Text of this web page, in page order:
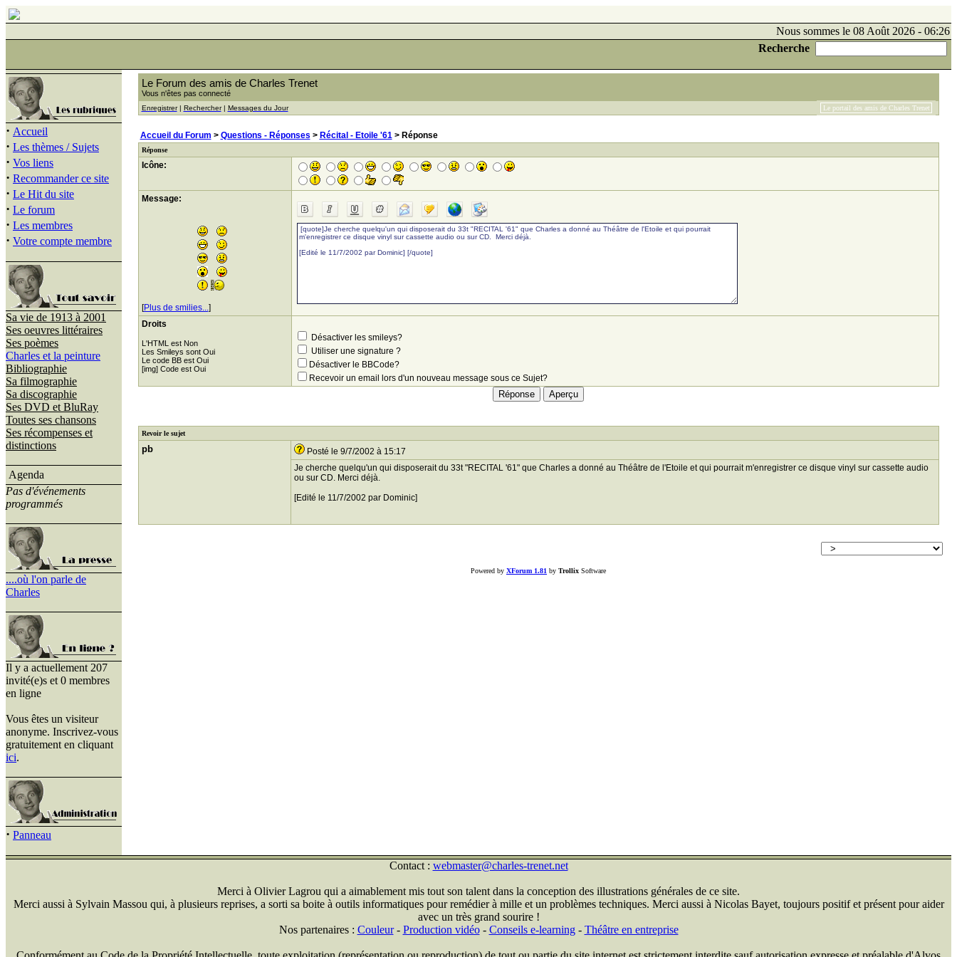
Nous sommes le 08 Août 2026 - 06:26
Recherche
· Accueil
· Les thèmes / Sujets
· Vos liens
· Recommander ce site
· Le Hit du site
· Le forum
· Les membres
· Votre compte membre
Sa vie de 1913 à 2001
Ses oeuvres littéraires
Ses poèmes
Charles et la peinture
Bibliographie
Sa filmographie
Sa discographie
Ses DVD et BluRay
Toutes ses chansons
Ses récompenses et
distinctions
Agenda
Pas d'événements
programmés
....où l'on parle de
Charles
Il y a actuellement 207
invité(e)s et 0 membres
en ligne
Vous êtes un visiteur
anonyme. Inscrivez-vous
gratuitement en cliquant
ici.
· Panneau
Le Forum des amis de Charles Trenet
Vous n'êtes pas connecté
Enregistrer| Rechercher| Messages du Jour Le portail des amis de Charles Trenet
Accueil du Forum > Questions - Réponses > Récital - Etoile '61> Réponse
Réponse
Icône:
Message:
[Plus de smilies...]
Droits
L'HTML est Non
Les Smileys sont Oui
Le code BB est Oui
[img] Code est Oui
Désactiver les smileys?
Utiliser une signature ?
Désactiver le BBCode?
Recevoir un email lors d'un nouveau message sous ce Sujet?
Revoir le sujet
pb
Posté le 9/7/2002 à 15:17
Je cherche quelqu'un qui disposerait du 33t "RECITAL '61" que Charles a donné au Théâtre de l'Etoile et qui pourrait m'enregistrer ce disque vinyl sur cassette audio
ou sur CD. Merci déjà.
[Edité le 11/7/2002 par Dominic]
Powered by XForum 1.81 by Trollix Software
Contact : webmaster@charles-trenet.net
Merci à Olivier Lagrou qui a aimablement mis tout son talent dans la conception des illustrations générales de ce site.
Merci aussi à Sylvain Massou qui, à plusieurs reprises, a sorti sa boite à outils informatiques pour remédier à mille et un problèmes techniques. Merci aussi à Nicolas Bayet, toujours positif et présent pour aider
avec un très grand sourire !
Nos partenaires : Couleur- Production vidéo- Conseils e-learning- Théâtre en entreprise